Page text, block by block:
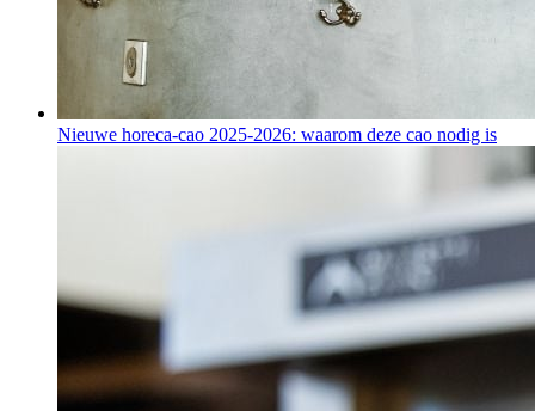
Nieuwe horeca-cao 2025-2026: waarom deze cao nodig is